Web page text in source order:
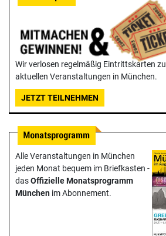
Wir verlosen regelmäßig Eintrittskarten zu
aktuellen Veranstaltungen in München.
JETZT TEILNEHMEN
Alle Veranstaltungen in München
jeden Monat bequem im Briefkasten -
dasOffizielle Monats­programm
München im Abonnement.